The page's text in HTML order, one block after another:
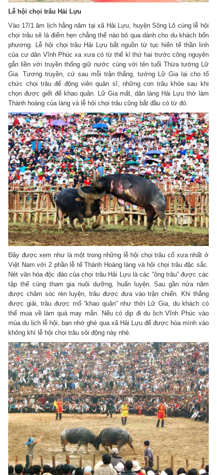
Lễ hội chọi trâu Hải Lựu
Vào 17/1 âm lịch hằng năm tại xã Hải Lựu, huyện Sông Lô cùng lễ hội
chọi trâu sẽ là điểm hẹn chẳng thể nào bỏ qua dành cho du khách bốn
phương. Lễ hội chọi trâu Hải Lựu bắt nguồn từ tục hiến tế thần linh
của cư dân Vĩnh Phúc xa xưa có từ thế kỉ thứ hai trước công nguyên
gắn liền với truyền thống giữ nước cùng với tên tuổi Thừa tướng Lữ
Gia. Tương truyền, cứ sau mỗi trận thắng, tướng Lữ Gia lại cho tổ
chức chọi trâu để động viên quân sĩ, những con trâu khỏe sau khi
chọn được giết để khao quân. Lữ Gia mất, dân làng Hải Lựu thờ làm
Thành hoàng của làng và lễ hội chọi trâu cũng bắt đầu có từ đó.
Đây được xem như là một trong những lễ hội chọi trâu cổ xưa nhất ở
Việt Nam với 2 phần lễ tế Thành Hoàng làng và hội chọi trâu đặc sắc.
Nét văn hóa độc đáo của chọi trâu Hải Lựu là các “ông trâu” được các
tập thể cùng tham gia nuôi dưỡng, huấn luyện. Sau gần nửa năm
được chăm sóc rèn luyện, trâu được đưa vào trận chiến. Khi thắng
được giải, trâu được mổ “khao quân” như thời Lữ Gia, du khách có
thể mua về làm quà may mắn. Nếu có dịp đi du lịch Vĩnh Phúc vào
mùa du lịch lễ hội, bạn nhớ ghé qua xã Hải Lựu để được hòa mình vào
không khí lễ hội chọi trâu sôi động này nhé.